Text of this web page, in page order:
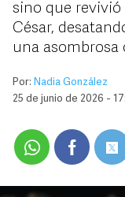
sino que revivió
César,
una
Por: Nadia González
25 de junio de 2026 -